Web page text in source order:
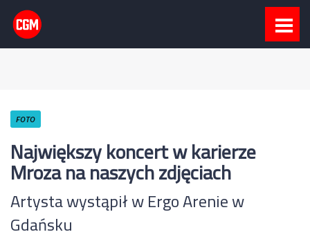
FOTO
Największy koncert w karierze
Mroza na naszych zdjęciach
Artysta wystąpił w Ergo Arenie w
Gdańsku